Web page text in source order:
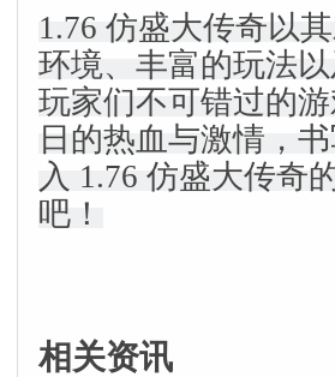
1.76 仿盛大传奇以
环境、丰富的玩法
玩家们不可错过的
日的热血与激情，
入 1.76 仿盛大传奇
吧！
相关资讯